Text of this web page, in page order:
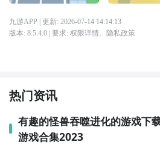
九游APP | 更新: 2026-07-14 14:14:13
版本: 8.5.4.0| 要求: 权限详情、 隐私政策
热门资讯
有趣的怪兽吞噬进化的游戏下
游戏合集2023